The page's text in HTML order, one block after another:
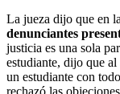
La jueza dijo que en
denunciantes
justicia es una sola
estudiante, dijo que al
un estudiante con